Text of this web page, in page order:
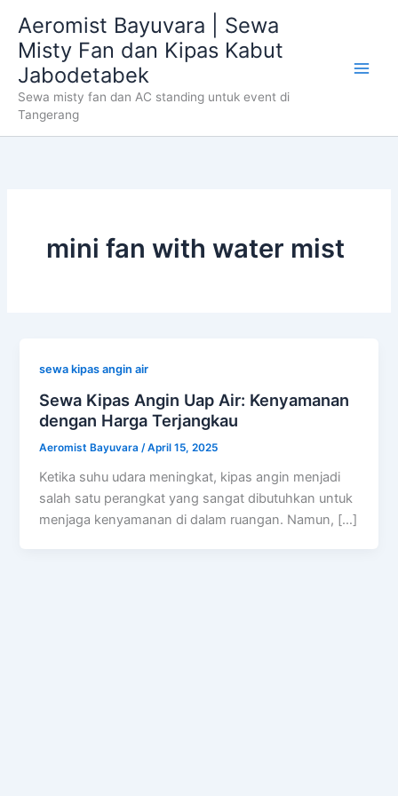
content
Aeromist Bayuvara | Sewa
Misty Fan dan Kipas Kabut
Jabodetabek
Sewa misty fan dan AC standing untuk event di
Tangerang
mini fan with water mist
sewa kipas angin air
Sewa Kipas Angin Uap Air: Kenyamanan
dengan Harga Terjangkau
Aeromist Bayuvara /April 15, 2025
Ketika suhu udara meningkat, kipas angin menjadi
salah satu perangkat yang sangat dibutuhkan untuk
menjaga kenyamanan di dalam ruangan. Namun, […]